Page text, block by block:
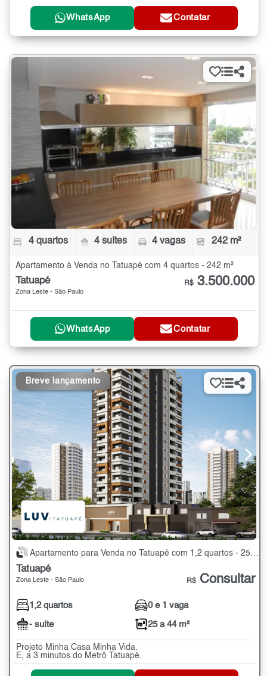
WhatsApp Contatar
4 quartos 4 suítes 4 vagas 242 m²
Apartamento à Venda no Tatuapé com 4 quartos - 242 m²
Tatuapé
Zona Leste - São Paulo
R$ 3.500.000
WhatsApp Contatar
Breve lançamento
Apartamento para Venda no Tatuapé com 1,2 quartos - 25 a 44 m²
Tatuapé
Zona Leste - São Paulo R$ Consultar
1,2 quartos
- suíte
0 e 1 vaga
25 a 44 m²
Projeto Minha Casa Minha Vida.
E, a 3 minutos do Metrô Tatuapé.